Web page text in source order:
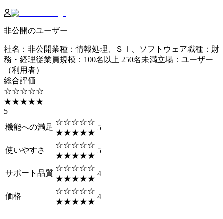
非公開のユーザー
社名 ： 非公開業種 ：情報処理、ＳＩ、ソフトウェア職種 ： 財
務・経理従業員規模 ： 100名以上 250名未満立場 ： ユーザー
（利用者）
総合評価
☆☆☆☆☆
★★★★★
5
機能への満足
☆☆☆☆☆
★★★★★
5
使いやすさ
☆☆☆☆☆
★★★★★
5
サポート品質
☆☆☆☆☆
★★★★★
4
価格
☆☆☆☆☆
★★★★★
4